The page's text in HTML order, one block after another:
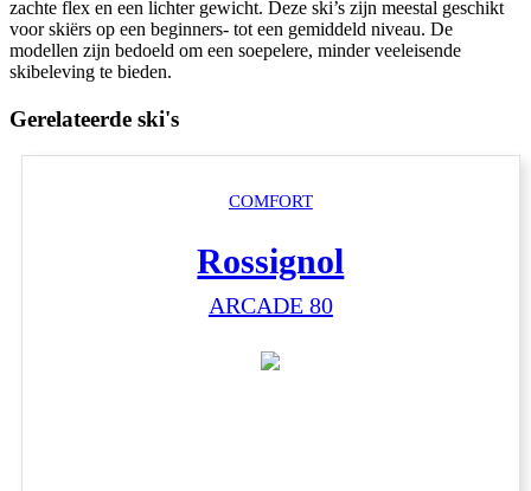
zachte flex en een lichter gewicht. Deze ski’s zijn meestal geschikt
voor skiërs op een beginners- tot een gemiddeld niveau. De
modellen zijn bedoeld om een soepelere, minder veeleisende
skibeleving te bieden.
Gerelateerde ski's
COMFORT
Rossignol
ARCADE 80